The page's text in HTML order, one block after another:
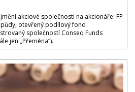
akciové společnosti na akcionáře: FP
otevřený podílový fond
společností Conseq Funds
jen „Přeměna“).